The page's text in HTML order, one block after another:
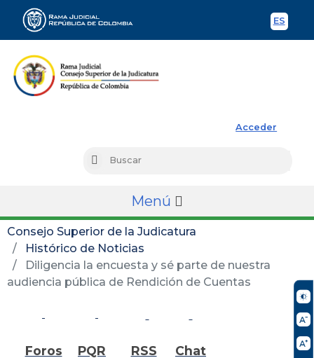
ES
Acceder
Buscar
Menú
Consejo Superior de la Judicatura
Histórico de Noticias
Diligencia la encuesta y sé parte de nuestra
audiencia pública de Rendición de Cuentas
Foros PQR RSS Chat